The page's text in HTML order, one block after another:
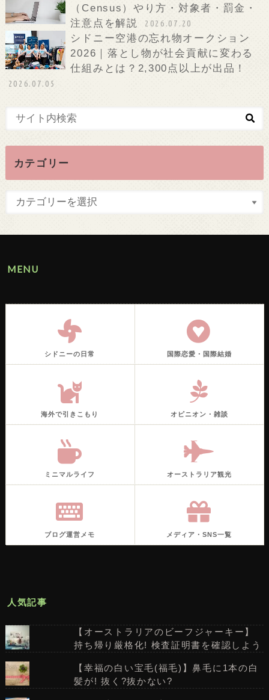
（Census）やり方・対象者・罰金・
注意点を解説
2026.07.20
シドニー空港の忘れ物オークション
2026｜落とし物が社会貢献に変わる
仕組みとは？2,300点以上が出品！
2026.07.05
カテゴリー
MENU
シドニーの日常 国際恋愛・国際結婚
海外で引きこもり オピニオン・雑談
ミニマルライフ オーストラリア観光
ブログ運営メモ メディア・SNS一覧
人気記事
【オーストラリアのビーフジャーキー】
持ち帰り厳格化! 検査証明書を確認しよう
【幸福の白い宝毛(福毛)】鼻毛に1本の白
髪が! 抜く?抜かない?